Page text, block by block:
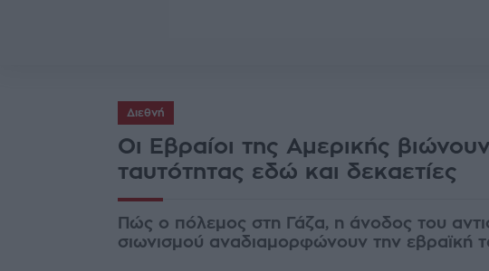
Διεθνή
Οι Εβραίοι της Αμερικής
ταυτότητας εδώ και δεκαετίες
Πώς ο πόλεμος στη Γάζα, η άνοδος του
σιωνισμού αναδιαμορφώνουν την εβραϊκή